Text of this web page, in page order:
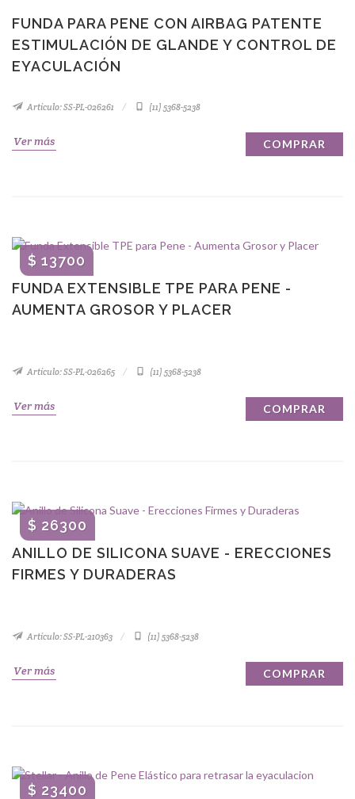
FUNDA PARA PENE CON AIRBAG PATENTE
ESTIMULACIÓN DE GLANDE Y CONTROL DE
EYACULACIÓN
Artículo: SS-PL-026261 (11) 5368-5238
Ver más COMPRAR
FUNDA EXTENSIBLE TPE PARA PENE -
AUMENTA GROSOR Y PLACER
$ 13700
Artículo: SS-PL-026265 (11) 5368-5238
Ver más COMPRAR
ANILLO DE SILICONA SUAVE - ERECCIONES
FIRMES Y DURADERAS
$ 26300
Artículo: SS-PL-210363 (11) 5368-5238
Ver más COMPRAR
$ 23400